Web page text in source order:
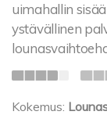
uimahallin
ystävällinen
Kokemus: